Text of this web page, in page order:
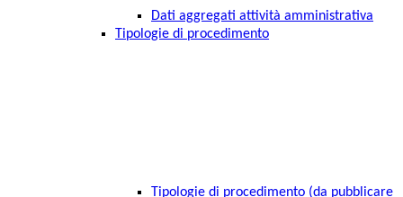
Dati aggregati attività amministrativa
Tipologie di procedimento
Tipologie di procedimento (da pubblicare